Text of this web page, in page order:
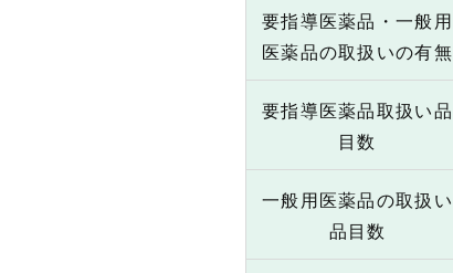
要指導医薬品・一般用
医薬品の取扱いの有無
要指導医薬品取扱い品
目数
一般用医薬品の取扱い
品目数